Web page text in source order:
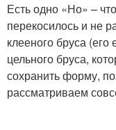
Есть одно «Но» –
перекосилось и не
клееного бруса
цельного бруса,
сохранить форму,
рассматриваем